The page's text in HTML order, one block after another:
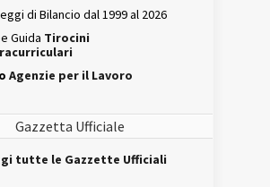
di Bilancio dal 1999 al 2026
Guida Tirocini
Agenzie per il Lavoro
Gazzetta Ufficiale
tutte le Gazzette Ufficiali